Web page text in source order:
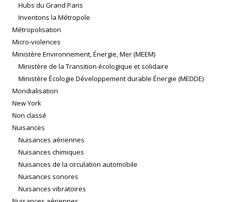
Hubs du Grand Paris
Inventons la Métropole
Métropolisation
Micro-violences
Ministère Environnement, Énergie, Mer (MEEM)
Ministère de la Transition écologique et solidaire
Ministère Écologie Développement durable Énergie (MEDDE)
Mondialisation
New York
Non classé
Nuisances
Nuisances aériennes
Nuisances chimiques
Nuisances de la circulation automobile
Nuisances sonores
Nuisances vibratoires